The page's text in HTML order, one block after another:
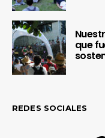
que
REDES SOCIALES